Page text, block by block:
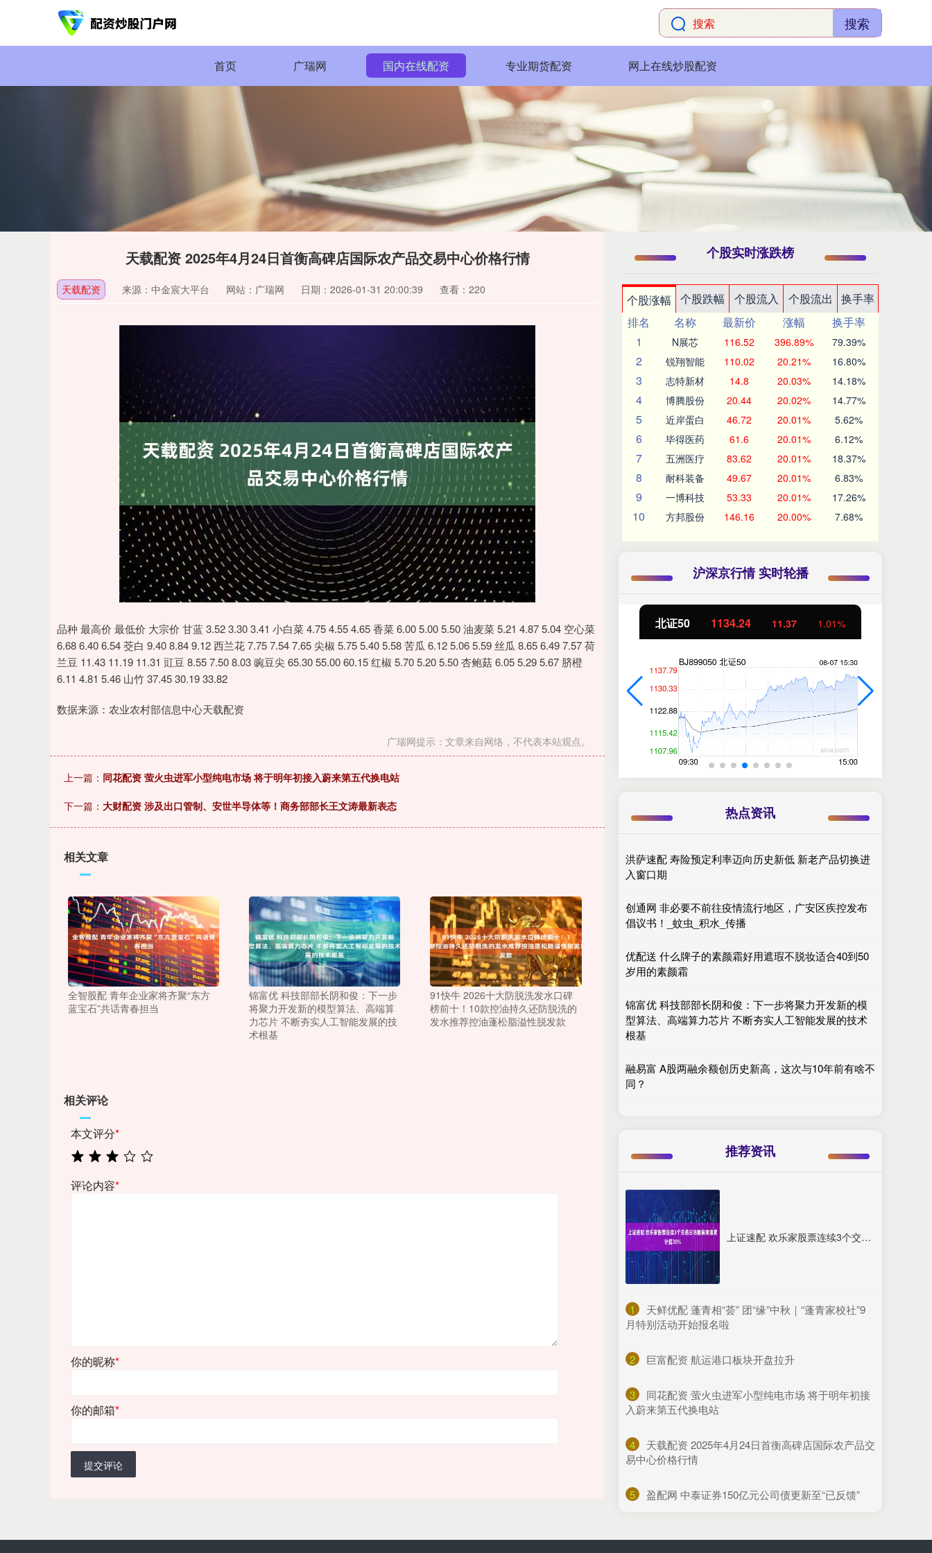
搜索
首页 广瑞网 国内在线配资 专业期货配资 网上在线炒股配资
天载配资 2025年4月24日首衡高碑店国际农产品交易中心价格行情
天载配资 来源：中金宸大平台 网站：广瑞网 日期：2026-01-31 20:00:39 查看：220
品种 最高价 最低价 大宗价 甘蓝 3.52 3.30 3.41 小白菜 4.75 4.55 4.65 香菜 6.00 5.00 5.50 油麦菜 5.21 4.87 5.04 空心菜
6.68 6.40 6.54 茭白 9.40 8.84 9.12 西兰花 7.75 7.54 7.65 尖椒 5.75 5.40 5.58 苦瓜 6.12 5.06 5.59 丝瓜 8.65 6.49 7.57 荷
兰豆 11.43 11.19 11.31 豇豆 8.55 7.50 8.03 豌豆尖 65.30 55.00 60.15 红椒 5.70 5.20 5.50 杏鲍菇 6.05 5.29 5.67 脐橙
6.11 4.81 5.46 山竹 37.45 30.19 33.82
数据来源：农业农村部信息中心天载配资
广瑞网提示：文章来自网络，不代表本站观点。
上一篇： 同花配资 萤火虫进军小型纯电市场 将于明年初接入蔚来第五代换电站
下一篇： 大财配资 涉及出口管制、安世半导体等！商务部部长王文涛最新表态
相关文章
全智股配 青年企业家将齐聚“东方
蓝宝石”共话青春担当
锦富优 科技部部长阴和俊：下一步
将聚力开发新的模型算法、高端算
力芯片 不断夯实人工智能发展的技
术根基
91快牛 2026十大防脱洗发水口碑
榜前十！10款控油持久还防脱洗的
发水推荐控油蓬松脂溢性脱发款
相关评论
本文评分*
评论内容*
你的昵称*
你的邮箱*
提交评论
个股实时涨跌榜
个股涨幅 个股跌幅 个股流入 个股流出
换手率
排名
名称 最新价 涨幅
换手率
1
N展芯 116.52 396.89% 79.39%
2 锐翔智能 110.02 20.21% 16.80%
3 志特新材 14.8 20.03% 14.18%
4 博腾股份 20.44 20.02% 14.77%
5 近岸蛋白 46.72 20.01% 5.62%
6 毕得医药 61.6 20.01% 6.12%
7 五洲医疗 83.62 20.01% 18.37%
8 耐科装备 49.67 20.01% 6.83%
9 一博科技 53.33 20.01% 17.26%
10 方邦股份 146.16 20.00% 7.68%
沪深京行情 实时轮播
1.02% 深证成指 14311.01 200.89 1.42% 沪深300 4694.44 43.13 0.93% 北证50 1134.24 11.37 1.01%
热点资讯
洪萨速配 寿险预定利率迈向历史新低 新老产品切换进
入窗口期
创通网 非必要不前往疫情流行地区，广安区疾控发布
倡议书！_蚊虫_积水_传播
优配送 什么牌子的素颜霜好用遮瑕不脱妆适合40到50
岁用的素颜霜
锦富优 科技部部长阴和俊：下一步将聚力开发新的模
型算法、高端算力芯片 不断夯实人工智能发展的技术
根基
融易富 A股两融余额创历史新高，这次与10年前有啥不
同？
推荐资讯
上证速配 欢乐家股票连续3个交易日涨幅偏离值累计超30%
1
​天鲜优配 蓬青相“荟” 团“缘”中秋｜“蓬青家校社”9
月特别活动开始报名啦
2 ​巨富配资 航运港口板块开盘拉升
3
​同花配资 萤火虫进军小型纯电市场 将于明年初接
入蔚来第五代换电站
4
​天载配资 2025年4月24日首衡高碑店国际农产品交
易中心价格行情
5 ​盈配网 中泰证券150亿元公司债更新至“已反馈”